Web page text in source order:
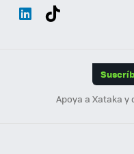
Apoya a Xataka